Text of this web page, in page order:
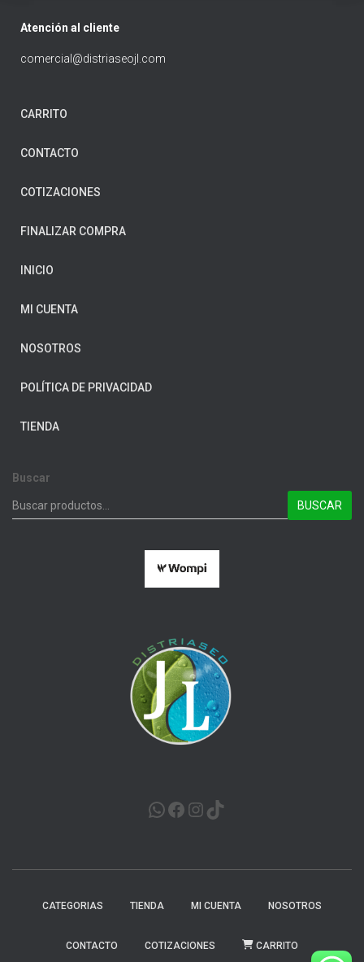
Atención al cliente
comercial@distriaseojl.com
CARRITO
CONTACTO
COTIZACIONES
FINALIZAR COMPRA
INICIO
MI CUENTA
NOSOTROS
POLÍTICA DE PRIVACIDAD
TIENDA
Buscar
BUSCAR
WHATSAPP FACEBOOK INSTAGRAM
CATEGORIAS TIENDA MI CUENTA NOSOTROS
CONTACTO COTIZACIONES CARRITO